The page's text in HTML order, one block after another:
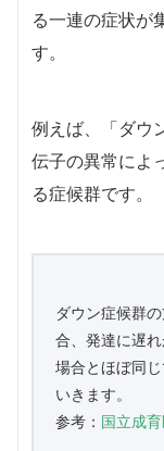
る一連の症状が
す。
例えば、「ダウ
伝子の異常によ
る症候群です。
ダウン症候群
合、発達に遅
場合とほぼ同
いきます。
参考： 国立成